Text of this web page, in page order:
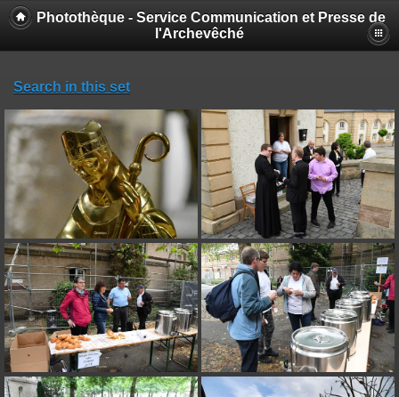
Photothèque - Service Communication et Presse de
l'Archevêché
Search in this set